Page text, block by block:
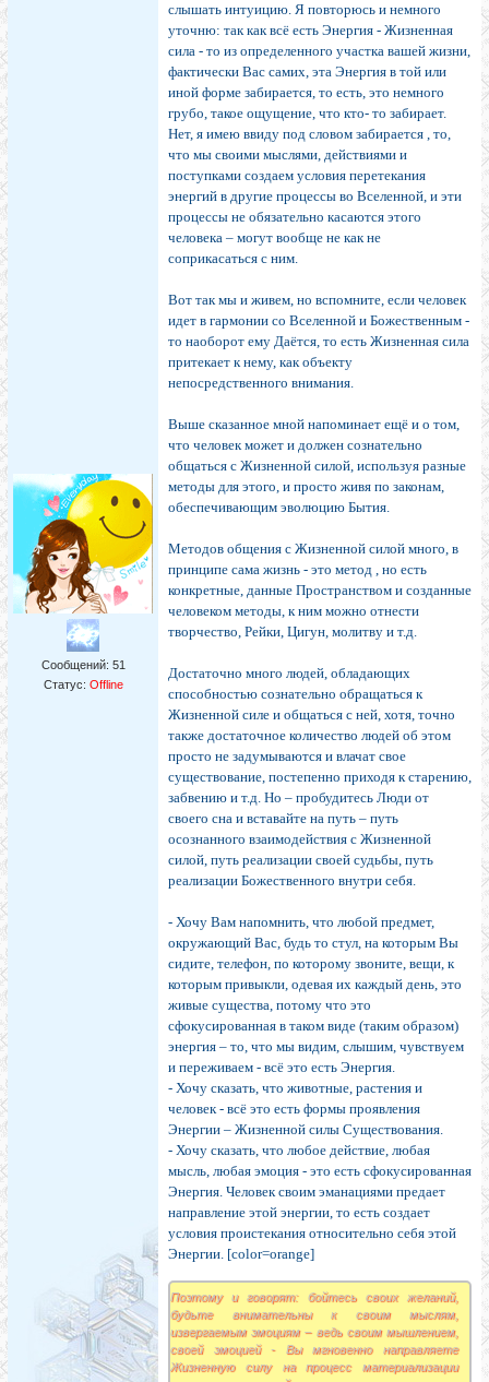
Сообщений: 51
Статус: Offline
слышать интуицию. Я повторюсь и немного
уточню: так как всё есть Энергия - Жизненная
сила - то из определенного участка вашей жизни,
фактически Вас самих, эта Энергия в той или
иной форме забирается, то есть, это немного
грубо, такое ощущение, что кто- то забирает.
Нет, я имею ввиду под словом забирается , то,
что мы своими мыслями, действиями и
поступками создаем условия перетекания
энергий в другие процессы во Вселенной, и эти
процессы не обязательно касаются этого
человека – могут вообще не как не
соприкасаться с ним.
Вот так мы и живем, но вспомните, если человек
идет в гармонии со Вселенной и Божественным -
то наоборот ему Даётся, то есть Жизненная сила
притекает к нему, как объекту
непосредственного внимания.
Выше сказанное мной напоминает ещё и о том,
что человек может и должен сознательно
общаться с Жизненной силой, используя разные
методы для этого, и просто живя по законам,
обеспечивающим эволюцию Бытия.
Методов общения с Жизненной силой много, в
принципе сама жизнь - это метод , но есть
конкретные, данные Пространством и созданные
человеком методы, к ним можно отнести
творчество, Рейки, Цигун, молитву и т.д.
Достаточно много людей, обладающих
способностью сознательно обращаться к
Жизненной силе и общаться с ней, хотя, точно
также достаточное количество людей об этом
просто не задумываются и влачат свое
существование, постепенно приходя к старению,
забвению и т.д. Но – пробудитесь Люди от
своего сна и вставайте на путь – путь
осознанного взаимодействия с Жизненной
силой, путь реализации своей судьбы, путь
реализации Божественного внутри себя.
- Хочу Вам напомнить, что любой предмет,
окружающий Вас, будь то стул, на которым Вы
сидите, телефон, по которому звоните, вещи, к
которым привыкли, одевая их каждый день, это
живые существа, потому что это
сфокусированная в таком виде (таким образом)
энергия – то, что мы видим, слышим, чувствуем
и переживаем - всё это есть Энергия.
- Хочу сказать, что животные, растения и
человек - всё это есть формы проявления
Энергии – Жизненной силы Существования.
- Хочу сказать, что любое действие, любая
мысль, любая эмоция - это есть сфокусированная
Энергия. Человек своим эманациями предает
направление этой энергии, то есть создает
условия проистекания относительно себя этой
Энергии. [color=orange]
Поэтому и говорят: бойтесь своих желаний,
будьте внимательны к своим мыслям,
извергаемым эмоциям – ведь своим мышлением,
своей эмоцией - Вы мгновенно направляете
Жизненную силу на процесс материализации